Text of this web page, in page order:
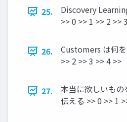
25.
Discovery
>> 0 >> 1 >> 2 >>
26.
Customers は何
>> 2 >> 3 >> 4 >>
27.
本当に欲しいも
伝える >> 0 >> 1